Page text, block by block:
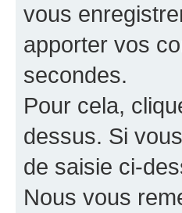
vous
apporter vos
secondes.
Pour cela,
dessus. Si
de saisie ci-
Nous vous